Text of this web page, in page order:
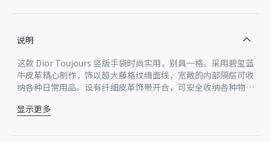
说明
这款 Dior Toujours 竖版手袋时尚实用，别具一格。采用碧玺蓝
牛皮革精心制作，饰以超大藤格纹缉面线，宽敞的内部隔层可收
纳各种日常用品。设有纤细皮革饰带开合，可安全收纳各种物
形。小号款式，皮革顶部手柄搭配可拆卸的皮革肩带，可手提、
主体：牛皮革
显示更多